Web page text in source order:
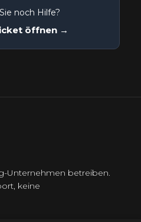
noch Hilfe?
öffnen →
Unternehmen betreiben.
keine